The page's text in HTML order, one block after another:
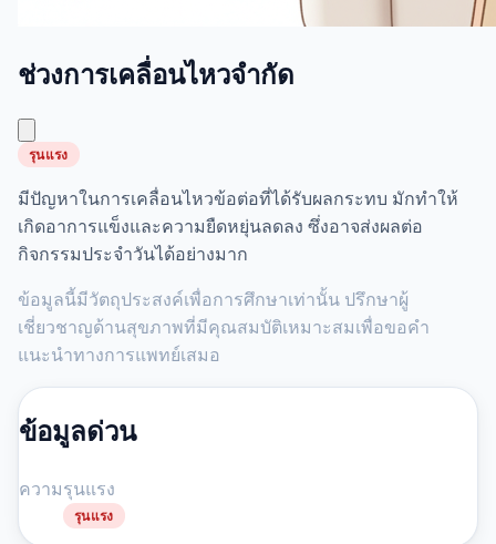
ช่วงการเคลื่อนไหวจำกัด
รุนแรง
มีปัญหาในการเคลื่อนไหวข้อต่อที่ได้รับผลกระทบ มักทำให้
เกิดอาการแข็งและความยืดหยุ่นลดลง ซึ่งอาจส่งผลต่อ
กิจกรรมประจำวันได้อย่างมาก
ข้อมูลนี้มีวัตถุประสงค์เพื่อการศึกษาเท่านั้น ปรึกษาผู้
เชี่ยวชาญด้านสุขภาพที่มีคุณสมบัติเหมาะสมเพื่อขอคำ
แนะนำทางการแพทย์เสมอ
ข้อมูลด่วน
ความรุนแรง
รุนแรง